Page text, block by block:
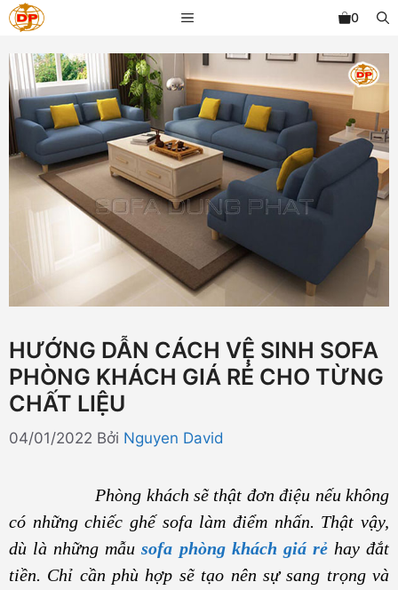
Chuyển
đến
nội
dung
MENU 0
HƯỚNG DẪN CÁCH VỆ SINH SOFA
PHÒNG KHÁCH GIÁ RẺ CHO TỪNG
CHẤT LIỆU
04/01/2022 Bởi Nguyen David
Phòng khách sẽ thật đơn điệu nếu không
có những chiếc ghế sofa làm điểm nhấn. Thật vậy,
dù là những mẫusofa phòng khách giá rẻhay đắt
tiền. Chỉ cần phù hợp sẽ tạo nên sự sang trọng và